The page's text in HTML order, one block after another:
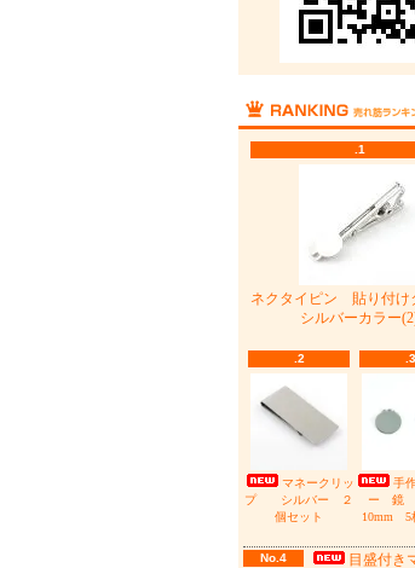
.1
ネクタイピン 貼り付
シルバーカラー
.2
マネークリッ
プ シルバー ２
個セット
.3
手
ー 鏡
10mm 5
No.4 目盛付き